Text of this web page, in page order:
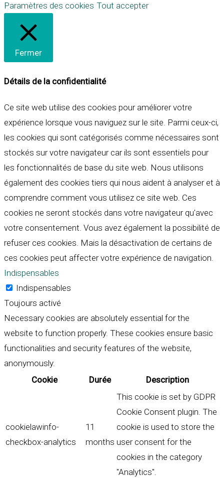
Paramètres des cookies Tout accepter
Fermer
Détails de la confidentialité
Ce site web utilise des cookies pour améliorer votre
expérience lorsque vous naviguez sur le site. Parmi ceux-ci,
les cookies qui sont catégorisés comme nécessaires sont
stockés sur votre navigateur car ils sont essentiels pour
les fonctionnalités de base du site web. Nous utilisons
également des cookies tiers qui nous aident à analyser et à
comprendre comment vous utilisez ce site web. Ces
cookies ne seront stockés dans votre navigateur qu'avec
votre consentement. Vous avez également la possibilité de
refuser ces cookies. Mais la désactivation de certains de
ces cookies peut affecter votre expérience de navigation.
Indispensables
Indispensables
Toujours activé
Necessary cookies are absolutely essential for the
website to function properly. These cookies ensure basic
functionalities and security features of the website,
anonymously.
Cookie
Durée Description
cookielawinfo-
checkbox-analytics
11
months
This cookie is set by GDPR
Cookie Consent plugin. The
cookie is used to store the
user consent for the
cookies in the category
"Analytics".